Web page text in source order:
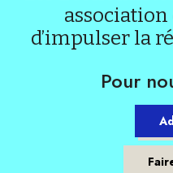
d’impulser la
Pour